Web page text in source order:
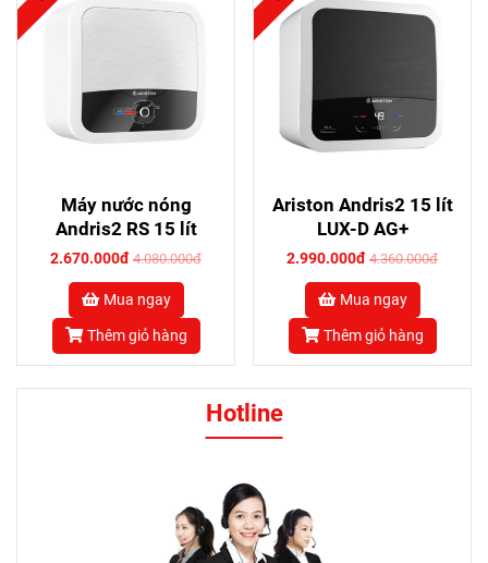
Máy nước nóng
Andris2 RS 15 lít
2.670.000đ 4.080.000đ
Mua ngay
Thêm giỏ hàng
Ariston Andris2 15 lít
LUX-D AG+
2.990.000đ 4.360.000đ
Mua ngay
Thêm giỏ hàng
Hotline